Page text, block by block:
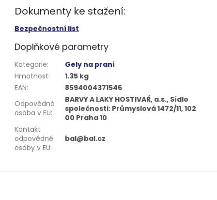
Dokumenty ke stažení:
Bezpečnostní list
Doplňkové parametry
Kategorie:
Gely na praní
Hmotnost:
1.35 kg
EAN:
8594004371546
Odpovědná
osoba v EU:
BARVY A LAKY HOSTIVAŘ, a.s., Sídlo
společnosti: Průmyslová 1472/11, 102
00 Praha 10
Kontakt
odpovědné
osoby v EU:
bal@bal.cz
Z